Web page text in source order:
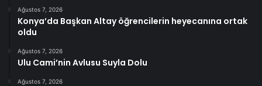
Ağustos 7, 2026
Konya’da Başkan Altay öğrencilerin heyecanına ortak
oldu
Ağustos 7, 2026
Ulu Cami’nin Avlusu Suyla Dolu
Ağustos 7, 2026